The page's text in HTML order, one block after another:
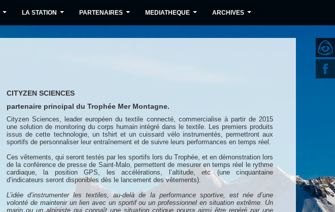
CITYZEN SCIENCES
partenaire principal du Trophée Mer Montagne.
Cityzen Sciences, leader européen du textile connecté, commercialise à partir de 2015
une solution de monitoring du corps humain intégré dans le textile. Les premiers produits
issus de cette technologie, un tshirt et un cuissard vélo instrumentés, permettront aux
sportifs de personnaliser leur entraînement et de suivre leurs performances en temps réel.
Ces vêtements, qui seront testés par les sportifs lors du Trophée, et en démonstration lors
de la conférence de presse de Saint-Malo, permettent de mesurer en temps réel le rythme
cardiaque, la position GPS, les accélérations, l’altitude, etc (une cinquantaine
d’indicateurs seront disponibles dès le lancement des vêtements).
L’idée d’instrumenter les textiles, au-delà de la performance sportive, est née d’une
volonté de maintenir un lien avec un sportif ou un professionnel en situation extrême. Un
marin ou un alpiniste qui connaît une situation critique pourra ainsi être repéré par une
LA STATION PARTENAIRES MEDIATHEQUE ARCHIVES